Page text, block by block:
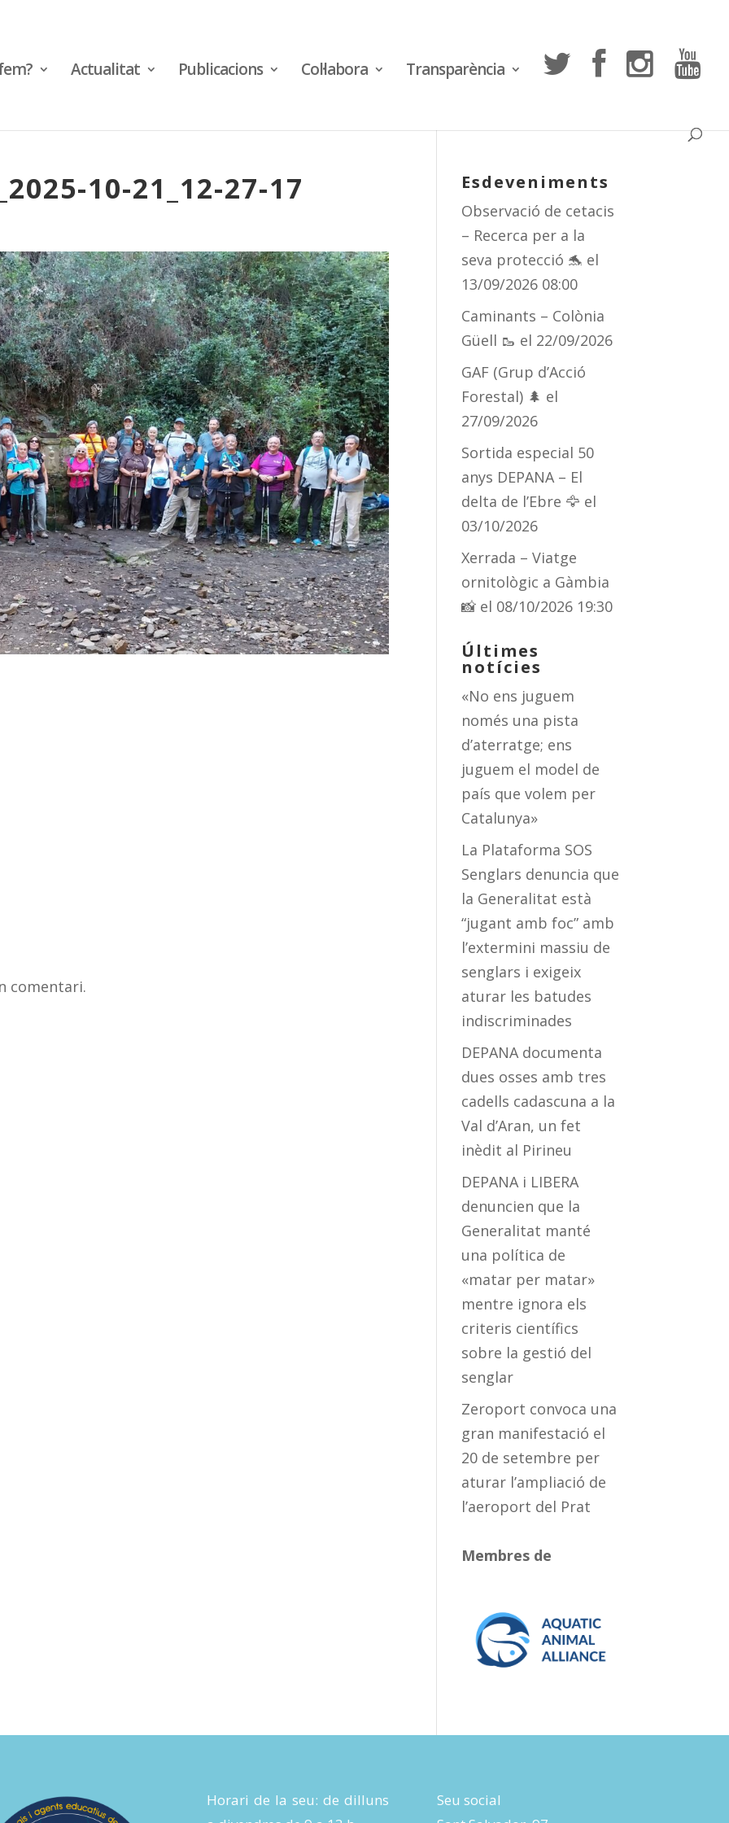
Actualitat Publicacions Col·labora Transparència
10-21_12-27-17
comentari.
Esdeveniments
Observació de cetacis
– Recerca per a la
seva protecció 🐬 el
13/09/2026 08:00
Caminants – Colònia
Güell 🥾 el 22/09/2026
GAF (Grup d’Acció
Forestal) 🌲 el
27/09/2026
Sortida especial 50
anys DEPANA – El
delta de l’Ebre 🦅 el
03/10/2026
Xerrada – Viatge
ornitològic a Gàmbia
📸 el 08/10/2026 19:30
Últimes
notícies
«No ens juguem
només una pista
d’aterratge; ens
juguem el model de
país que volem per
Catalunya»
La Plataforma SOS
Senglars denuncia que
la Generalitat està
“jugant amb foc” amb
l’extermini massiu de
senglars i exigeix
aturar les batudes
indiscriminades
DEPANA documenta
dues osses amb tres
cadells cadascuna a la
Val d’Aran, un fet
inèdit al Pirineu
DEPANA i LIBERA
denuncien que la
Generalitat manté
una política de
«matar per matar»
mentre ignora els
criteris científics
sobre la gestió del
senglar
Zeroport convoca una
gran manifestació el
20 de setembre per
aturar l’ampliació de
l’aeroport del Prat
Membres de
Horari de la seu: de dilluns
Seu social